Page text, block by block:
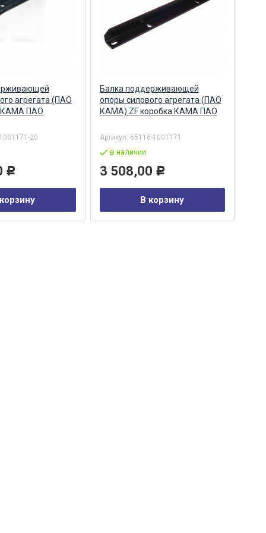
агрегата (ПАО
КАМА ПАО
20
Р
Балка поддерживающей
опоры силового агрегата (ПАО
КАМА) ZF коробка КАМА ПАО
Артикул: 65116-1001171
в наличии
3 508,00 Р
В корзину